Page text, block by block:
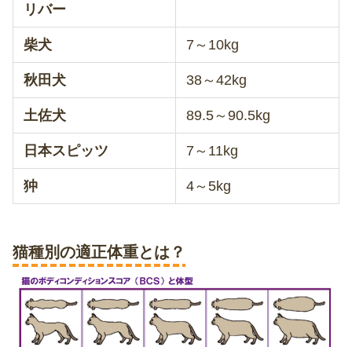
リバー
柴犬 7～10kg
秋田犬 38～42kg
土佐犬 89.5～90.5kg
日本スピッツ 7～11kg
狆 4～5kg
猫種別の適正体重とは？